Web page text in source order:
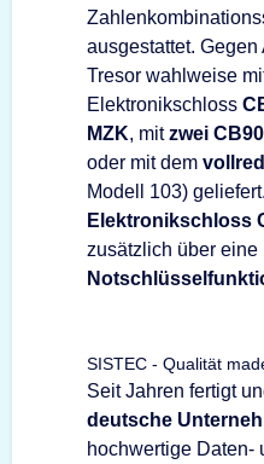
ausgestattet.
Tresor wahlweise
Elektronikschloss
MZK, mitzwei
oder mit dem
Modell 103)
Elektronikschloss
zusätzlich über eine
SISTEC - Qualität
Seit Jahren fertigt
deutsche
hochwertige Daten-